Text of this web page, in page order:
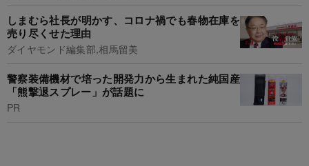
しまむら社長が明かす、コロナ禍でも春物在庫を
売り尽くせた理由
ダイヤモンド編集部,相馬留美
警察装備機材で培った開発力から生まれた純国産
「熊撃退スプレー」が話題に
PR